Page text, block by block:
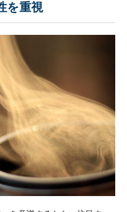
を重視